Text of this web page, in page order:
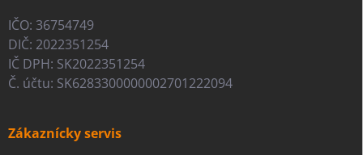
IČO: 36754749
DIČ: 2022351254
IČ DPH: SK2022351254
Č. účtu: SK6283300000002701222094
Zákaznícky servis